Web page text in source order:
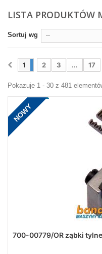
LISTA PRODUKTÓW
Sortuj wg --
1 2 3 ... 17
Pokazuje 1 - 30 z 481
NOWY
700-00779/OR ząbki